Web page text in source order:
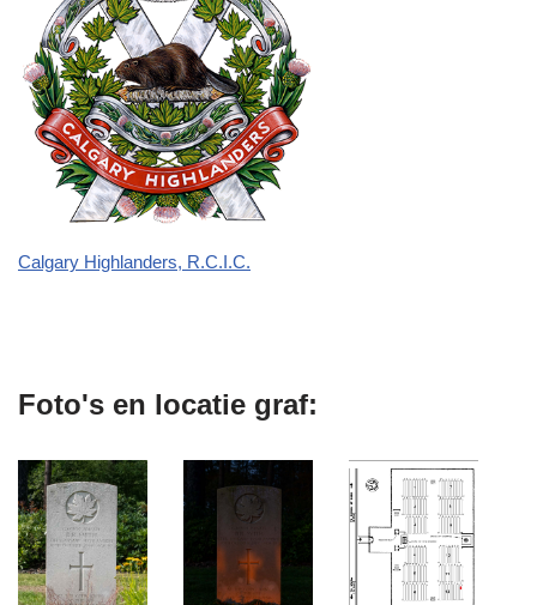
Calgary Highlanders, R.C.I.C.
Foto's en locatie graf: